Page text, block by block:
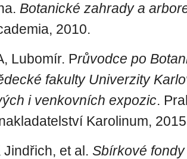
Botanické zahrady a
2010.
Lubomír. Průvodce po
fakulty Univerzity
i venkovních expozic.
Karolinum,
Jindřich, et al. Sbírkové